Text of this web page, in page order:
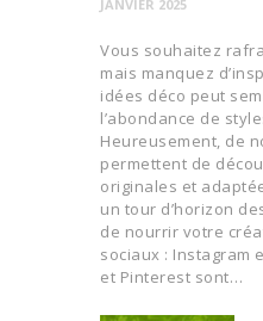
JANVIER 2025
Vous souhaitez
mais manquez
idées déco peut
l’abondance de
Heureusement, de
permettent de
originales et
un tour d’horizon
de nourrir votre
sociaux : Instagram
et Pinterest sont…